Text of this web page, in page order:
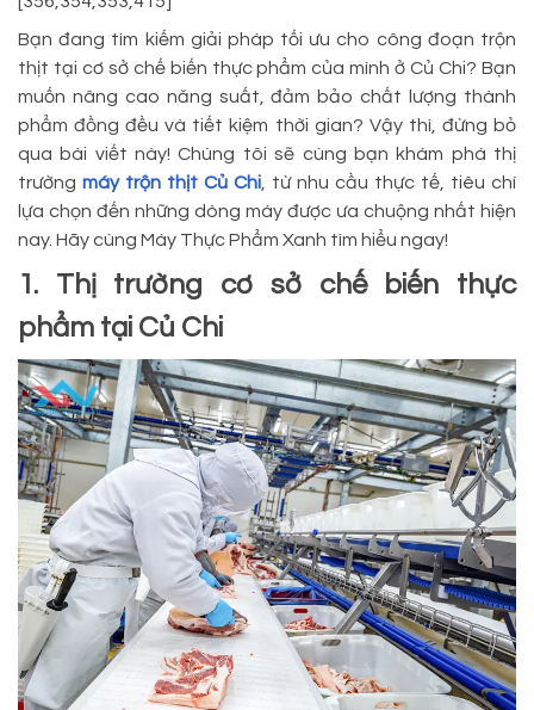
Bạn đang tìm kiếm giải pháp tối ưu cho công đoạn trộn
thịt tại cơ sở chế biến thực phẩm của mình ở Củ Chi? Bạn
muốn nâng cao năng suất, đảm bảo chất lượng thành
phẩm đồng đều và tiết kiệm thời gian? Vậy thì, đừng bỏ
qua bài viết này! Chúng tôi sẽ cùng bạn khám phá thị
trường máy trộn thịt Củ Chi , từ nhu cầu thực tế, tiêu chí
lựa chọn đến những dòng máy được ưa chuộng nhất hiện
nay. Hãy cùng Máy Thực Phẩm Xanh tìm hiểu ngay!
1. Thị trường cơ sở chế biến thực
phẩm tại Củ Chi